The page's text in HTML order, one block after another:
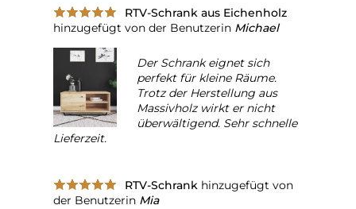
RTV-Schrank aus Eichenholz
hinzugefügt von der Benutzerin Michael
Der Schrank eignet sich
perfekt für kleine Räume.
Trotz der Herstellung aus
Massivholz wirkt er nicht
überwältigend. Sehr schnelle
Lieferzeit.
RTV-Schrank hinzugefügt von
der Benutzerin Mia